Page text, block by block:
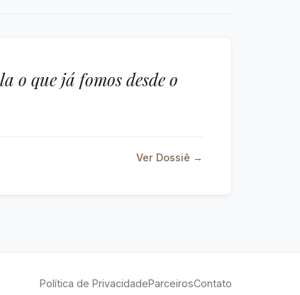
o que já fomos desde o
Ver Dossiê →
Política de PrivacidadeParceirosContato